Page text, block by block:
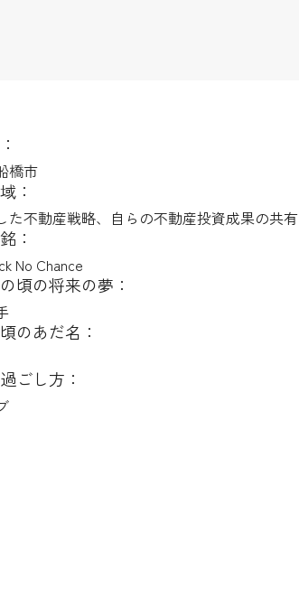
橋市
：
た不動産戦略、自らの不動産投資成果の共有
：
No Chance
頃の将来の夢：
のあだ名：
ごし方：